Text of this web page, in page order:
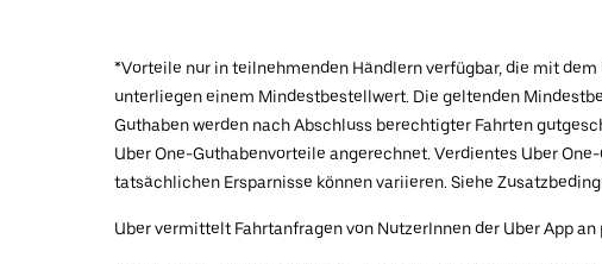
*Vorteile nur in teilnehmenden Händlern verfügbar, die mit
unterliegen einem Mindestbestellwert. Die geltenden
Guthaben werden nach Abschluss berechtigter Fahrten
Uber One-Guthabenvorteile angerechnet. Verdientes Uber
tatsächlichen Ersparnisse können variieren. Siehe
Uber vermittelt Fahrtanfragen von NutzerInnen der Uber App